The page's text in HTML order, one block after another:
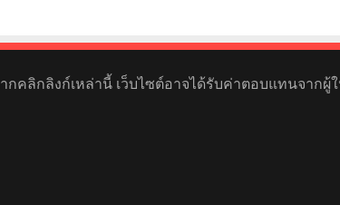
คลิกลิงก์เหล่านี้ เว็บไซต์อาจได้รับค่าตอบแทนจาก